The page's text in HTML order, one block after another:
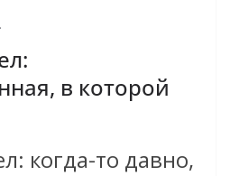
в которой
когда-то давно,